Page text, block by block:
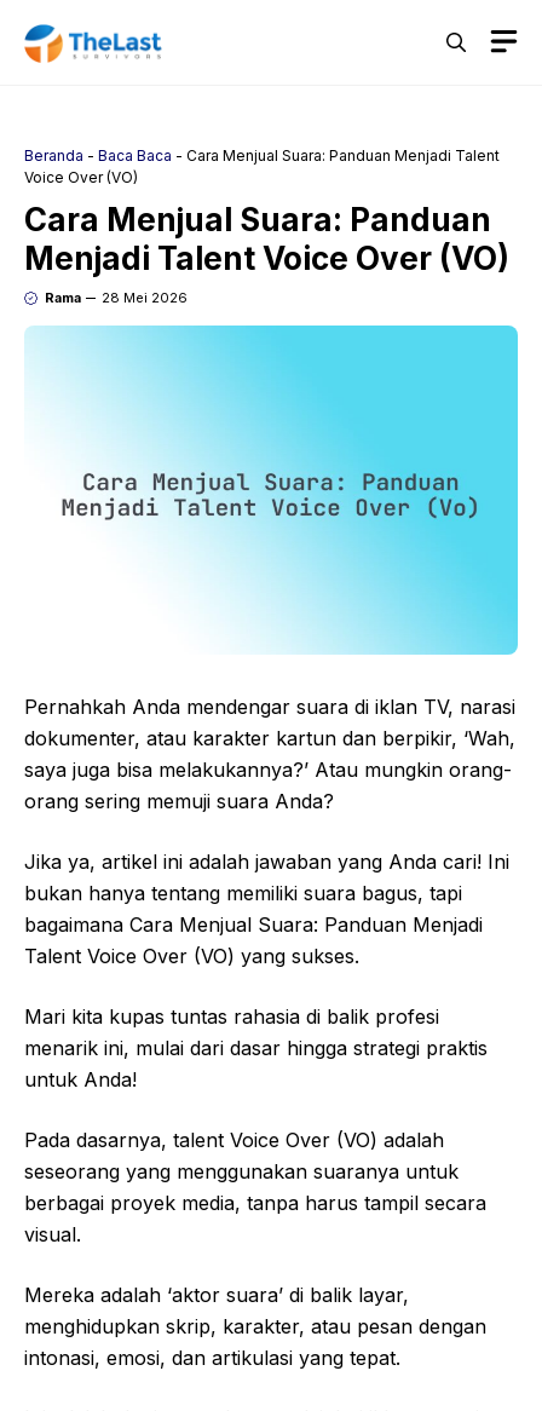
Beranda - Baca Baca - Cara Menjual Suara: Panduan Menjadi Talent
Voice Over (VO)
Cara Menjual Suara: Panduan
Menjadi Talent Voice Over (VO)
Rama 28 Mei 2026
Pernahkah Anda mendengar suara di iklan TV, narasi
dokumenter, atau karakter kartun dan berpikir, ‘Wah,
saya juga bisa melakukannya?’ Atau mungkin orang-
orang sering memuji suara Anda?
Jika ya, artikel ini adalah jawaban yang Anda cari! Ini
bukan hanya tentang memiliki suara bagus, tapi
bagaimana Cara Menjual Suara: Panduan Menjadi
Talent Voice Over (VO) yang sukses.
Mari kita kupas tuntas rahasia di balik profesi
menarik ini, mulai dari dasar hingga strategi praktis
untuk Anda!
Pada dasarnya, talent Voice Over (VO) adalah
seseorang yang menggunakan suaranya untuk
berbagai proyek media, tanpa harus tampil secara
visual.
Mereka adalah ‘aktor suara’ di balik layar,
menghidupkan skrip, karakter, atau pesan dengan
intonasi, emosi, dan artikulasi yang tepat.